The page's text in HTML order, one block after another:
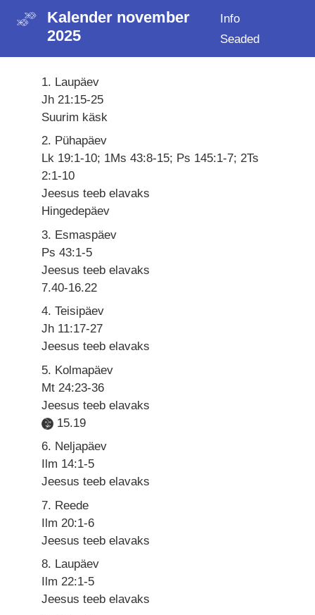
Kalender november
2025
Info
Seaded
1. Laupäev
Jh 21:15-25
Suurim käsk
2. Pühapäev
Lk 19:1-10; 1Ms 43:8-15; Ps 145:1-7; 2Ts
2:1-10
Jeesus teeb elavaks
Hingedepäev
3. Esmaspäev
Ps 43:1-5
Jeesus teeb elavaks
7.40-16.22
4. Teisipäev
Jh 11:17-27
Jeesus teeb elavaks
5. Kolmapäev
Mt 24:23-36
Jeesus teeb elavaks
15.19
6. Neljapäev
Ilm 14:1-5
Jeesus teeb elavaks
7. Reede
Ilm 20:1-6
Jeesus teeb elavaks
8. Laupäev
Ilm 22:1-5
Jeesus teeb elavaks